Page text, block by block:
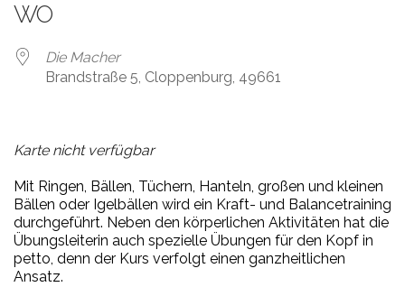
WO
Die Macher
Brandstraße 5, Cloppenburg, 49661
Karte nicht verfügbar
Mit Ringen, Bällen, Tüchern, Hanteln, großen und kleinen
Bällen oder Igelbällen wird ein Kraft- und Balancetraining
durchgeführt. Neben den körperlichen Aktivitäten hat die
Übungsleiterin auch spezielle Übungen für den Kopf in
petto, denn der Kurs verfolgt einen ganzheitlichen
Ansatz.